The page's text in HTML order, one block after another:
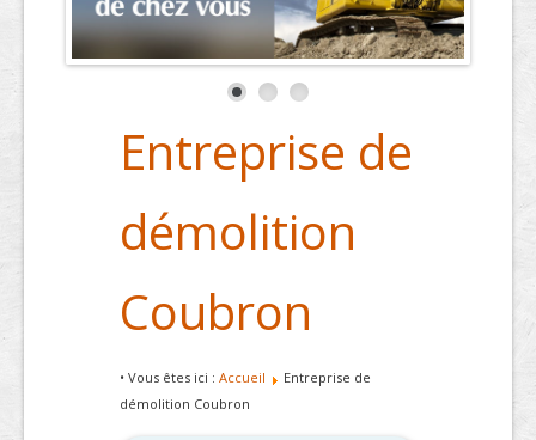
Entreprise de
démolition
Coubron
• Vous êtes ici : Accueil
Entreprise de
démolition Coubron